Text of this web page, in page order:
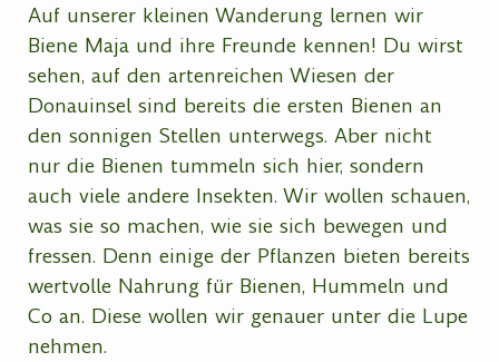
Auf unserer kleinen Wanderung lernen wir
Biene Maja und ihre Freunde kennen! Du wirst
sehen, auf den artenreichen Wiesen der
Donauinsel sind bereits die ersten Bienen an
den sonnigen Stellen unterwegs. Aber nicht
nur die Bienen tummeln sich hier, sondern
auch viele andere Insekten. Wir wollen schauen,
was sie so machen, wie sie sich bewegen und
fressen. Denn einige der Pflanzen bieten bereits
wertvolle Nahrung für Bienen, Hummeln und
Co an. Diese wollen wir genauer unter die Lupe
nehmen.